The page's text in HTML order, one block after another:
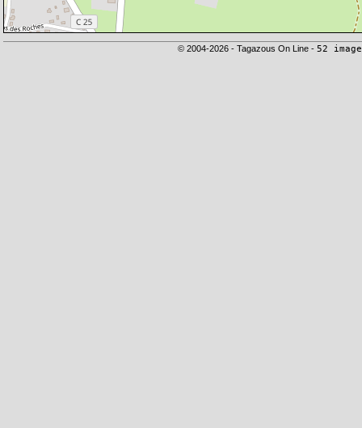
© 2004-2026 - Tagazous On Line - 52